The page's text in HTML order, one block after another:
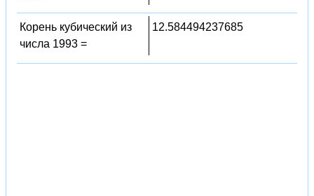
Корень кубический из
числа 1993 =
12.584494237685